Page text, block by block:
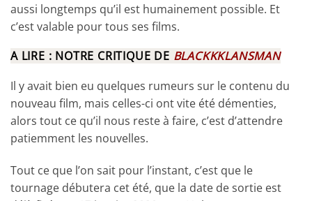
aussi longtemps qu’il est humainement possible. Et
c’est valable pour tous ses films.
A LIRE : NOTRE CRITIQUE DE BLACKKKLANSMAN
Il y avait bien eu quelques rumeurs sur le contenu du
nouveau film, mais celles-ci ont vite été démenties,
alors tout ce qu’il nous reste à faire, c’est d’attendre
patiemment les nouvelles.
Tout ce que l’on sait pour l’instant, c’est que le
tournage débutera cet été, que la date de sortie est